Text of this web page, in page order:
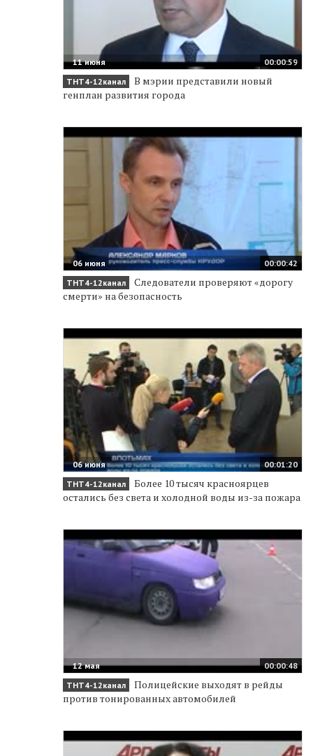
00:00:59
11 июня
ТНТ4-12канал
В мэрии представили новый
генплан развития города
00:00:42
06 июня
ТНТ4-12канал
Следователи проверяют «дорогу
смерти» на безопасность
00:01:20
06 июня
ТНТ4-12канал
Более 10 тысяч красноярцев
остались без света и холодной воды из-за пожара
00:00:48
12 мая
ТНТ4-12канал
Полицейские выходят в рейды
против тонированных автомобилей